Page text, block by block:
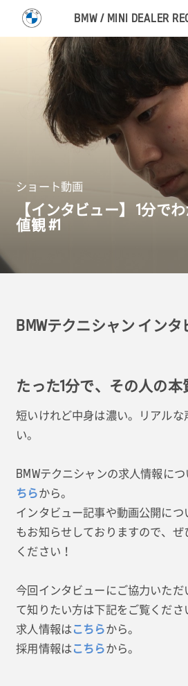
BMW / MINI DEALER
ショート動画
【インタビュー】1分で
値観 #1
BMWテクニシャン インタ
たった1分で、その人の本
短いけれど中身は濃い。リアルな
い。
BMWテクニシャンの求人情報に
ちらから。
インタビュー記事や動画公開につ
もお知らせしておりますので、ぜ
ください！
今回インタビューにご協力いただ
て知りたい方は下記をご覧くださ
求人情報はこちらから。
採用情報はこちらから。